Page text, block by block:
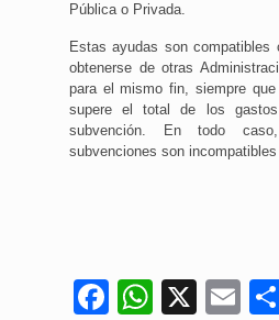
Pública o Privada.
Estas ayudas son compatibles
obtenerse de otras
para el mismo fin, siempre
supere el total de los
subvención. En todo
subvenciones son
Facebook
X